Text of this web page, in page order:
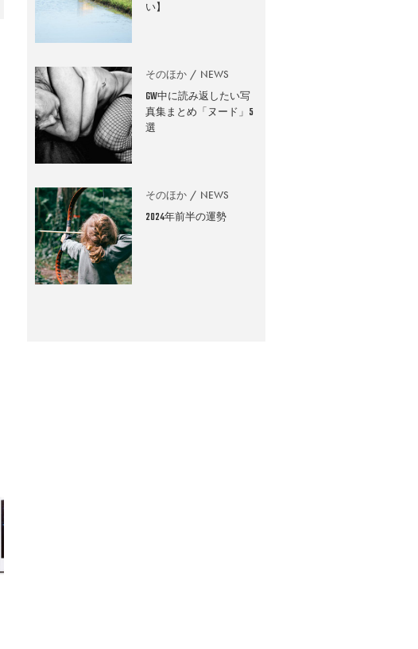
い】
そのほか NEWS
GW中に読み返したい写
真集まとめ「ヌード」5
選
そのほか NEWS
2024年前半の運勢